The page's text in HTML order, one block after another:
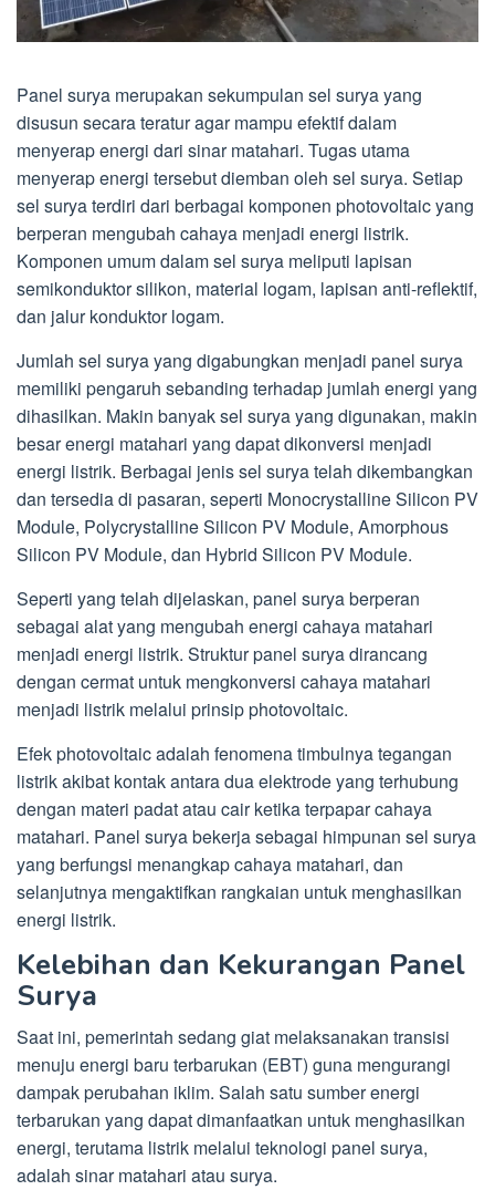
Panel surya merupakan sekumpulan sel surya yang
disusun secara teratur agar mampu efektif dalam
menyerap energi dari sinar matahari. Tugas utama
menyerap energi tersebut diemban oleh sel surya. Setiap
sel surya terdiri dari berbagai komponen photovoltaic yang
berperan mengubah cahaya menjadi energi listrik.
Komponen umum dalam sel surya meliputi lapisan
semikonduktor silikon, material logam, lapisan anti-reflektif,
dan jalur konduktor logam.
Jumlah sel surya yang digabungkan menjadi panel surya
memiliki pengaruh sebanding terhadap jumlah energi yang
dihasilkan. Makin banyak sel surya yang digunakan, makin
besar energi matahari yang dapat dikonversi menjadi
energi listrik. Berbagai jenis sel surya telah dikembangkan
dan tersedia di pasaran, seperti Monocrystalline Silicon PV
Module, Polycrystalline Silicon PV Module, Amorphous
Silicon PV Module, dan Hybrid Silicon PV Module.
Seperti yang telah dijelaskan, panel surya berperan
sebagai alat yang mengubah energi cahaya matahari
menjadi energi listrik. Struktur panel surya dirancang
dengan cermat untuk mengkonversi cahaya matahari
menjadi listrik melalui prinsip photovoltaic.
Efek photovoltaic adalah fenomena timbulnya tegangan
listrik akibat kontak antara dua elektrode yang terhubung
dengan materi padat atau cair ketika terpapar cahaya
matahari. Panel surya bekerja sebagai himpunan sel surya
yang berfungsi menangkap cahaya matahari, dan
selanjutnya mengaktifkan rangkaian untuk menghasilkan
energi listrik.
Kelebihan dan Kekurangan Panel
Surya
Saat ini, pemerintah sedang giat melaksanakan transisi
menuju energi baru terbarukan (EBT) guna mengurangi
dampak perubahan iklim. Salah satu sumber energi
terbarukan yang dapat dimanfaatkan untuk menghasilkan
energi, terutama listrik melalui teknologi panel surya,
adalah sinar matahari atau surya.